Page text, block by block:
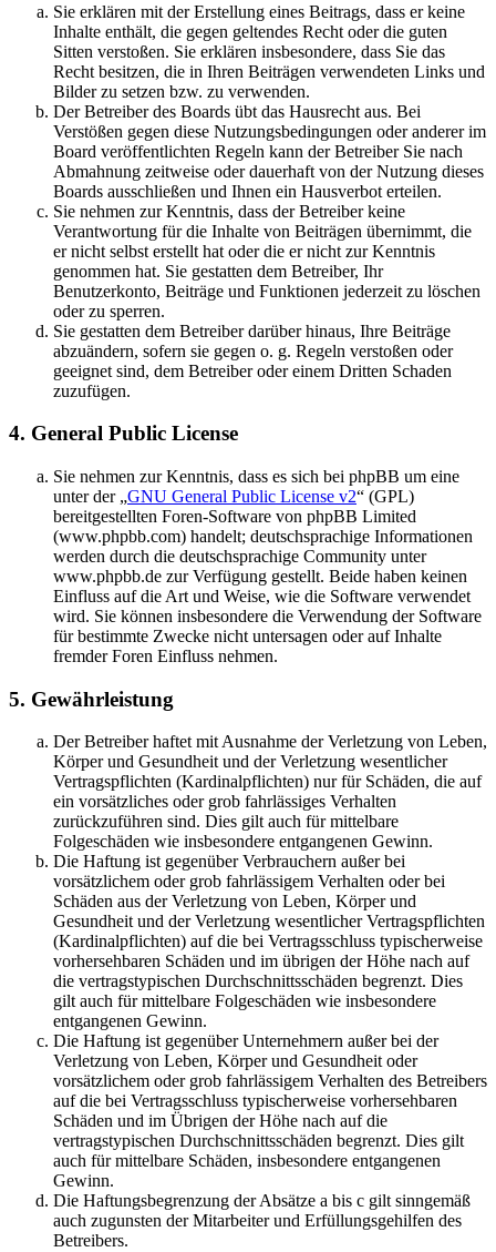
Sie erklären mit der Erstellung eines Beitrags, dass er keine
Inhalte enthält, die gegen geltendes Recht oder die guten
Sitten verstoßen. Sie erklären insbesondere, dass Sie das
Recht besitzen, die in Ihren Beiträgen verwendeten Links und
Bilder zu setzen bzw. zu verwenden.
Der Betreiber des Boards übt das Hausrecht aus. Bei
Verstößen gegen diese Nutzungsbedingungen oder anderer im
Board veröffentlichten Regeln kann der Betreiber Sie nach
Abmahnung zeitweise oder dauerhaft von der Nutzung dieses
Boards ausschließen und Ihnen ein Hausverbot erteilen.
Sie nehmen zur Kenntnis, dass der Betreiber keine
Verantwortung für die Inhalte von Beiträgen übernimmt, die
er nicht selbst erstellt hat oder die er nicht zur Kenntnis
genommen hat. Sie gestatten dem Betreiber, Ihr
Benutzerkonto, Beiträge und Funktionen jederzeit zu löschen
oder zu sperren.
Sie gestatten dem Betreiber darüber hinaus, Ihre Beiträge
abzuändern, sofern sie gegen o. g. Regeln verstoßen oder
geeignet sind, dem Betreiber oder einem Dritten Schaden
zuzufügen.
4. General Public License
Sie nehmen zur Kenntnis, dass es sich bei phpBB um eine
unter der „GNU General Public License v2“ (GPL)
bereitgestellten Foren-Software von phpBB Limited
(www.phpbb.com) handelt; deutschsprachige Informationen
werden durch die deutschsprachige Community unter
www.phpbb.de zur Verfügung gestellt. Beide haben keinen
Einfluss auf die Art und Weise, wie die Software verwendet
wird. Sie können insbesondere die Verwendung der Software
für bestimmte Zwecke nicht untersagen oder auf Inhalte
fremder Foren Einfluss nehmen.
5. Gewährleistung
Der Betreiber haftet mit Ausnahme der Verletzung von Leben,
Körper und Gesundheit und der Verletzung wesentlicher
Vertragspflichten (Kardinalpflichten) nur für Schäden, die auf
ein vorsätzliches oder grob fahrlässiges Verhalten
zurückzuführen sind. Dies gilt auch für mittelbare
Folgeschäden wie insbesondere entgangenen Gewinn.
Die Haftung ist gegenüber Verbrauchern außer bei
vorsätzlichem oder grob fahrlässigem Verhalten oder bei
Schäden aus der Verletzung von Leben, Körper und
Gesundheit und der Verletzung wesentlicher Vertragspflichten
(Kardinalpflichten) auf die bei Vertragsschluss typischerweise
vorhersehbaren Schäden und im übrigen der Höhe nach auf
die vertragstypischen Durchschnittsschäden begrenzt. Dies
gilt auch für mittelbare Folgeschäden wie insbesondere
entgangenen Gewinn.
Die Haftung ist gegenüber Unternehmern außer bei der
Verletzung von Leben, Körper und Gesundheit oder
vorsätzlichem oder grob fahrlässigem Verhalten des Betreibers
auf die bei Vertragsschluss typischerweise vorhersehbaren
Schäden und im Übrigen der Höhe nach auf die
vertragstypischen Durchschnittsschäden begrenzt. Dies gilt
auch für mittelbare Schäden, insbesondere entgangenen
Gewinn.
Die Haftungsbegrenzung der Absätze a bis c gilt sinngemäß
auch zugunsten der Mitarbeiter und Erfüllungsgehilfen des
Betreibers.